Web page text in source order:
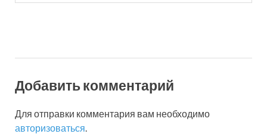
Добавить комментарий
Для отправки комментария вам необходимо
авторизоваться.